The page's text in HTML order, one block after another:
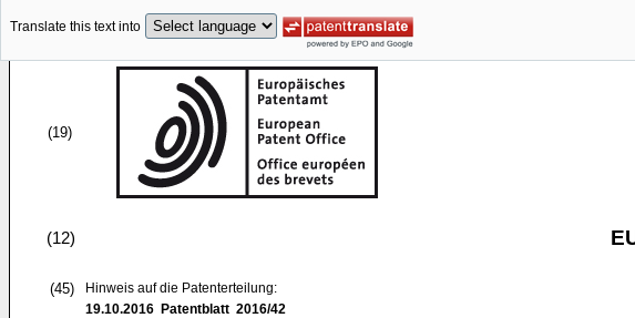
Translate this text into
(19)
(12)
(45)
Hinweis auf die Patenterteilung:
19.10.2016 Patentblatt 2016/42